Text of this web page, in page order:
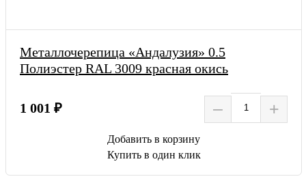
Металлочерепица «Андалузия» 0.5
Полиэстер RAL 3009 красная окись
1 001 ₽ – +
Добавить в корзину
Купить в один клик